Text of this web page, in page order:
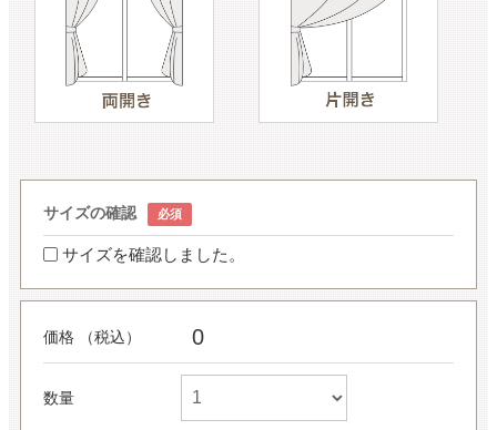
サイズの確認
サイズを確認しました。
価格 （税込） 0
数量